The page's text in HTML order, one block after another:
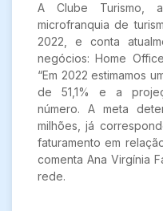
A Clube Turismo,
microfranquia de
2022, e conta
negócios: Home
“Em 2022 estimamos
de 51,1% e a
número. A meta
milhões, já
faturamento em
comenta Ana Virgínia
rede.